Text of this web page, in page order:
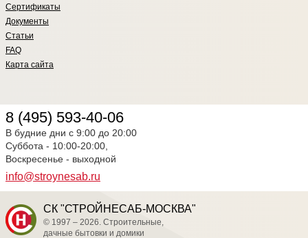
Сертификаты
Документы
Статьи
FAQ
Карта сайта
8 (495) 593-40-06
В будние дни с 9:00 до 20:00
Суббота - 10:00-20:00,
Воскресенье - выходной
info@stroynesab.ru
СК "СТРОЙНЕСАБ-МОСКВА"
© 1997 – 2026. Строительные,
дачные бытовки и домики